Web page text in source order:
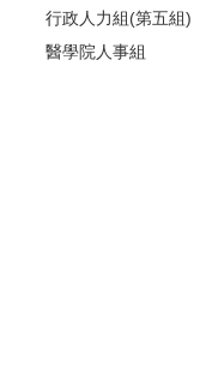
行政人力組(第五組)
醫學院人事組